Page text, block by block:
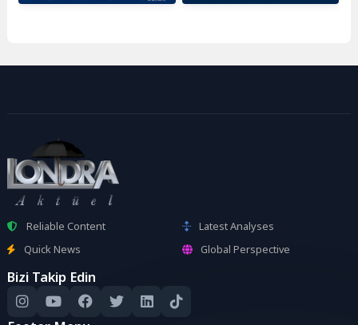
Reliable Content
Latest Analyses
Quick News
Global Perspective
Bizi Takip Edin